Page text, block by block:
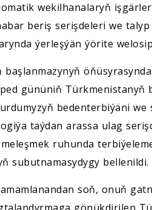
wekilhanalaryň
beriş serişdeleri we
ýerleşýän ýörite
gününiň Türkmenistanyň
bedenterbiýäni
taýdan arassa ulag
ruhunda
subutnamasydygy bellenildi.
soň, onuň